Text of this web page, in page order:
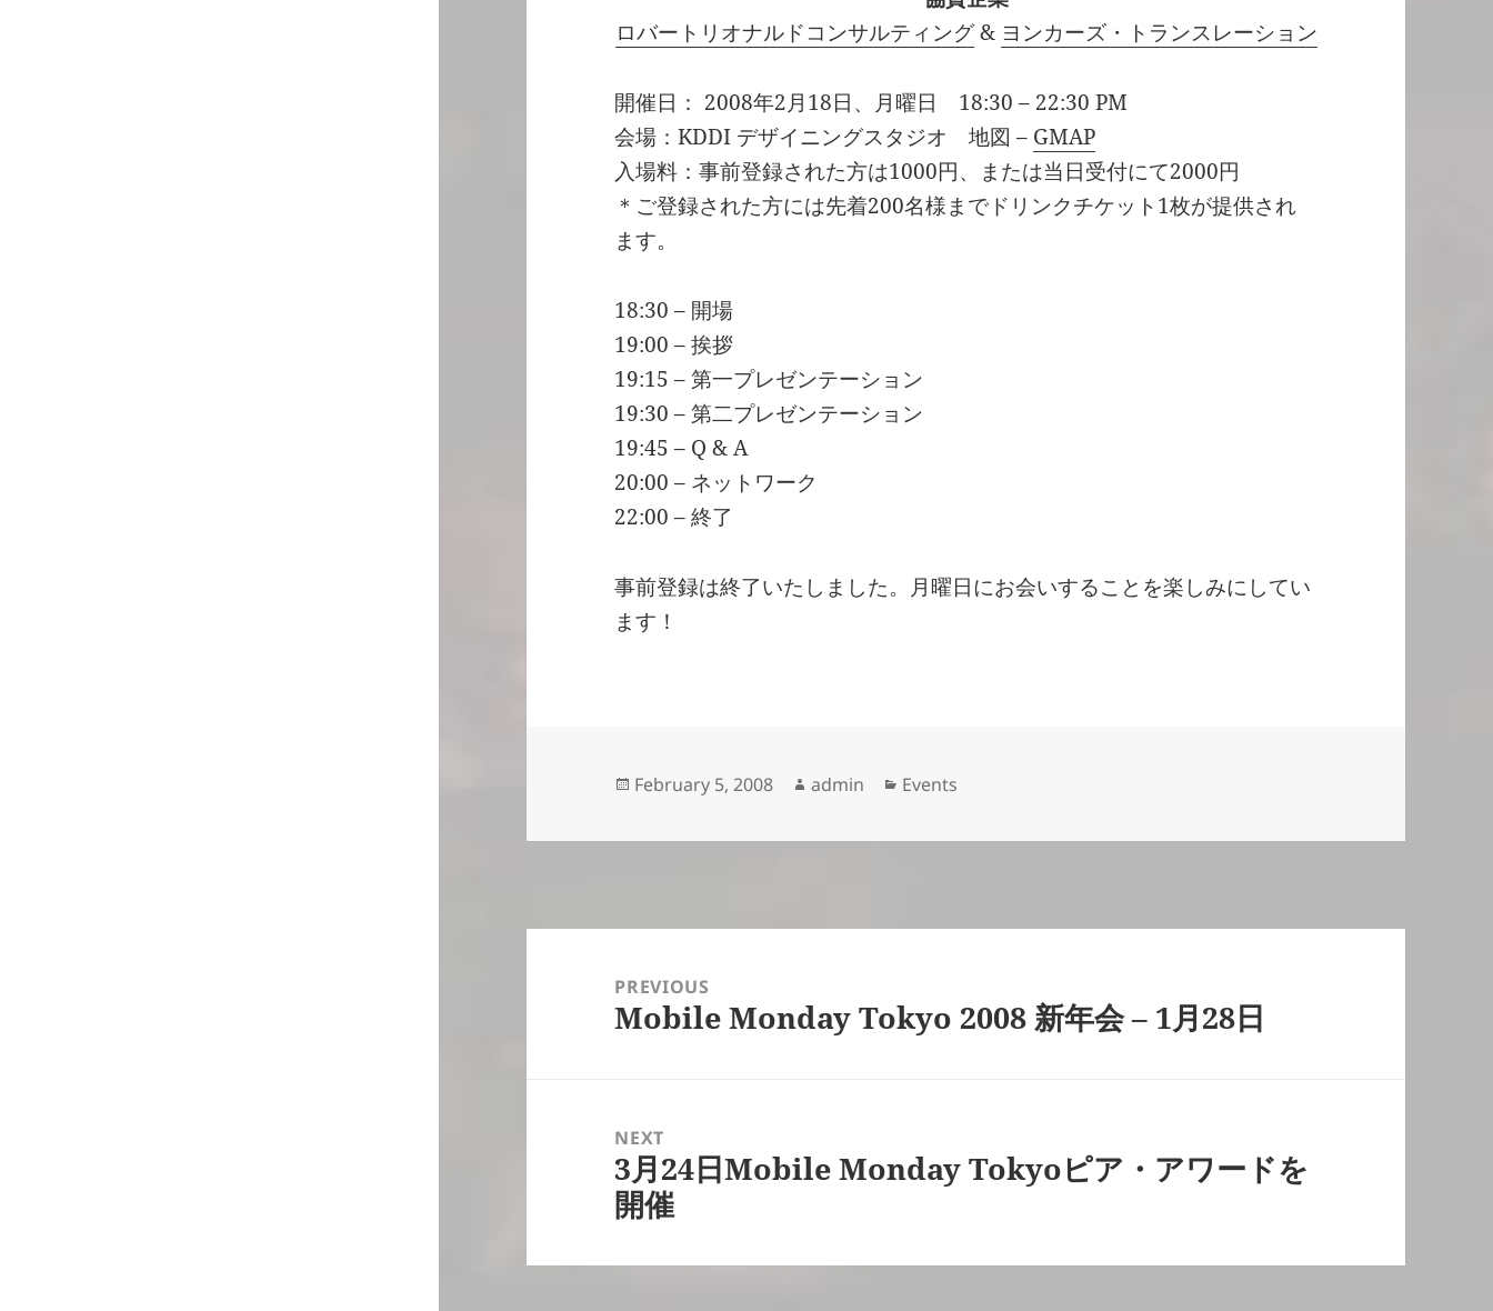
ロバートリオナルドコンサルティング& ヨンカーズ・トランスレーション
開催日： 2008年2月18日、月曜日 18:30 – 22:30 PM
会場：KDDI デザイニングスタジオ 地図 – GMAP
入場料：事前登録された方は1000円、または当日受付にて2000円
＊ご登録された方には先着200名様までドリンクチケット1枚が提供され
ます。
18:30 – 開場
19:00 – 挨拶
19:15 – 第一プレゼンテーション
19:30 – 第二プレゼンテーション
19:45 – Q & A
20:00 – ネットワーク
22:00 – 終了
事前登録は終了いたしました。月曜日にお会いすることを楽しみにしてい
ます！
Posted
February 5, 2008 Author
admin Categories
Events
navigationPREVIOUS
Previous
Mobile Monday Tokyo 2008 新年会 – 1月28日
NEXT
Next
post:
3月24日Mobile Monday Tokyoピア・アワードを
開催